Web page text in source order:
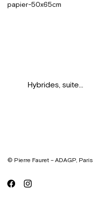
papier-50x65cm
Hybrides, suite…
© Pierre Fauret – ADAGP, Paris